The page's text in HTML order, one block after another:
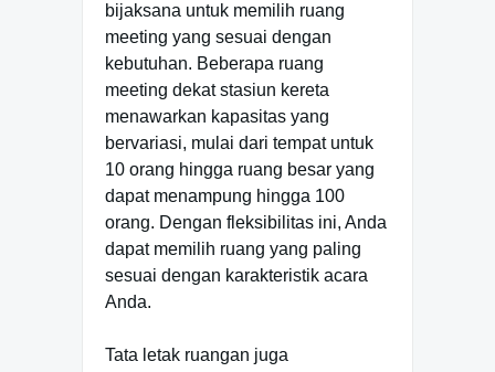
bijaksana untuk memilih ruang
meeting yang sesuai dengan
kebutuhan. Beberapa ruang
meeting dekat stasiun kereta
menawarkan kapasitas yang
bervariasi, mulai dari tempat untuk
10 orang hingga ruang besar yang
dapat menampung hingga 100
orang. Dengan fleksibilitas ini, Anda
dapat memilih ruang yang paling
sesuai dengan karakteristik acara
Anda.
Tata letak ruangan juga